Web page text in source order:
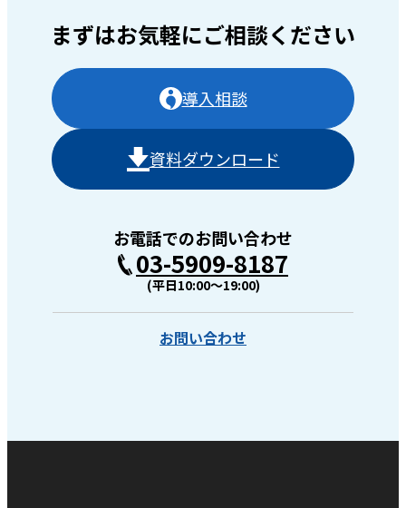
まずはお気軽にご相談ください
導入相談
資料ダウンロード
お電話でのお問い合わせ
03-5909-8187
(平日10:00〜19:00)
お問い合わせ